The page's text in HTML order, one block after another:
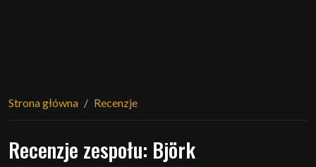
Strona główna Recenzje
Recenzje zespołu: Björk